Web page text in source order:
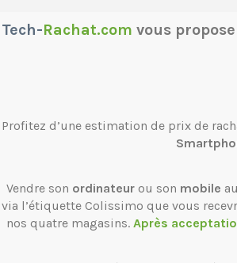
Tech-Rachat.com vous
Profitez d’une estimation de prix de
Vendre son ordinateurou son mobile
via l’étiquette Colissimo que vous
nos quatre magasins. Après